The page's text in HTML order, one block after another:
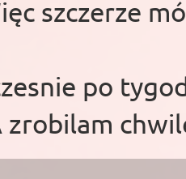
szczerze
po
zrobilam